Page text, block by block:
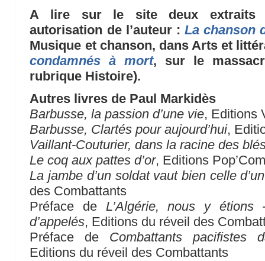
A lire sur le site deux extraits
autorisation de l’auteur :La chanson
Musique et chanson, dans Arts et
condamnés à mort, sur le
rubrique Histoire).
Autres livres de Paul Markidès
Barbusse, la passion d’une vie, Editions
Barbusse, Clartés pour aujourd’hui,
Vaillant-Couturier, dans la racine des
Le coq aux pattes d’or, Editions
La jambe d’un soldat vaut bien celle
des Combattants
Préface de L’Algérie, nous y étions
d’appelés, Editions du réveil des
Préface de Combattants pacifistes
Editions du réveil des Combattants